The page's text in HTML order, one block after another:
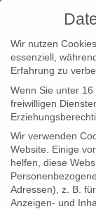
Wir nutzen
essenziell,
Erfahrung zu
Wenn Sie unter
freiwilligen
Wir verwenden
Website. Einige
helfen, diese
Adressen), z. B.
Anzeigen- und